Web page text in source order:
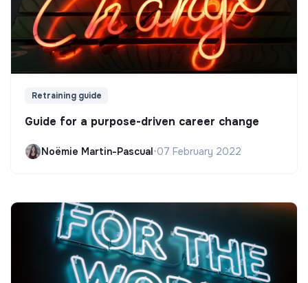
Retraining guide
Guide for a purpose-driven career change
Noëmie Martin-Pascual•07 February 2022